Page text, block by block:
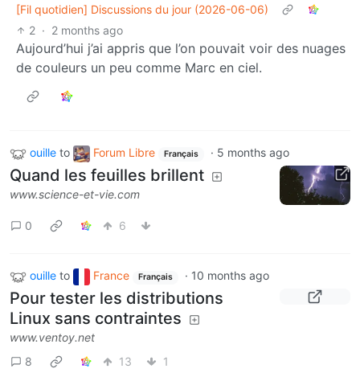
[Fil quotidien] Discussions du jour (2026-06-06)
2 · 2 months ago
Aujourd’hui j’ai appris que l’on pouvait voir des nuages
de couleurs un peu comme Marc en ciel.
ouille to Forum Libre Français · 5 months ago
Quand les feuilles brillent
www.science-et-vie.com
0 6
ouille to France Français · 10 months ago
Pour tester les distributions
Linux sans contraintes
www.ventoy.net
8
13 1